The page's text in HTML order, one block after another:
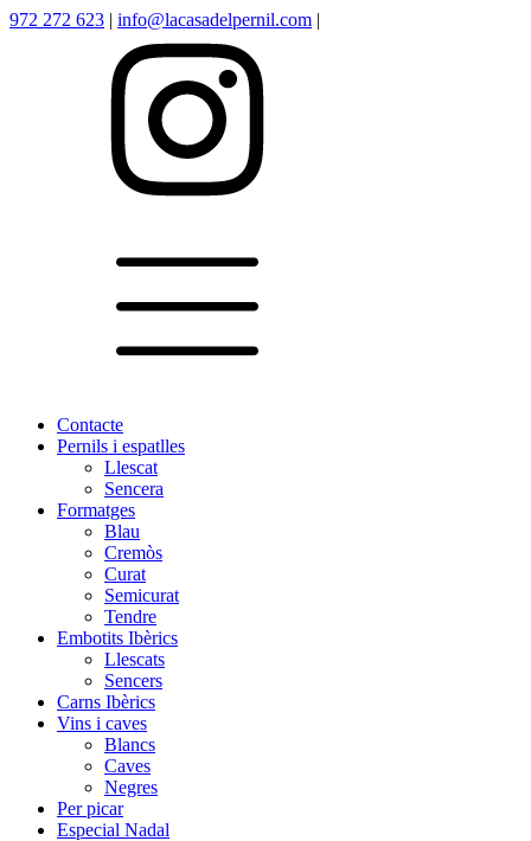
972 272 623 | info@lacasadelpernil.com |
Contacte
Pernils i espatlles
Llescat
Sencera
Formatges
Blau
Cremòs
Curat
Semicurat
Tendre
Embotits Ibèrics
Llescats
Sencers
Carns Ibèrics
Vins i caves
Blancs
Caves
Negres
Per picar
Especial Nadal